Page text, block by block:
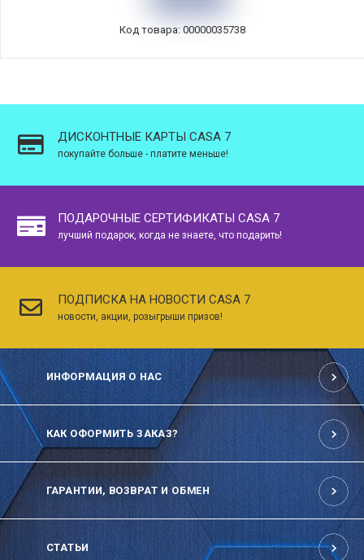
Код товара: 00000035738
ДИСКОНТНЫЕ КАРТЫ CASA 7
покупайте больше - платите меньше!
ПОДАРОЧНЫЕ СЕРТИФИКАТЫ CASA 7
лучший подарок, когда не знаете, что подарить!
ПОДПИСКА НА НОВОСТИ CASA 7
новости, акции, розыгрыши призов!
ИНФОРМАЦИЯ О НАС
КАК ОФОРМИТЬ ЗАКАЗ?
ГАРАНТИИ, ВОЗВРАТ И ОБМЕН
СТАТЬИ